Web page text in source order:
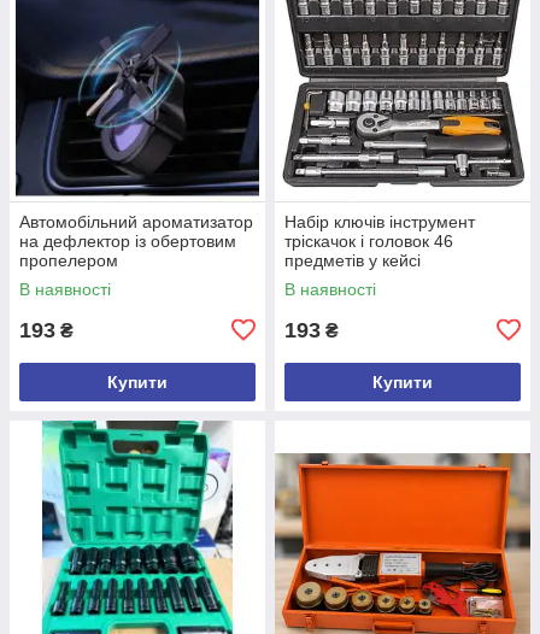
Автомобільний ароматизатор
на дефлектор із обертовим
пропелером
В наявності
193 ₴
Купити
Набір ключів інструмент
тріскачок і головок 46
предметів у кейсі
В наявності
193 ₴
Купити